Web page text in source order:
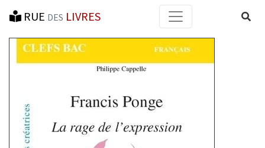
RUE DES LIVRES